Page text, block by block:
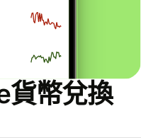
貨幣兌換